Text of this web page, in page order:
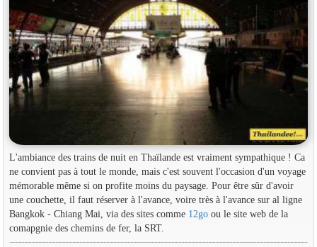
L'ambiance des trains de nuit en Thaïlande est vraiment sympathique ! Ca
ne convient pas à tout le monde, mais c'est souvent l'occasion d'un voyage
mémorable même si on profite moins du paysage. Pour être sûr d'avoir
une couchette, il faut réserver à l'avance, voire très à l'avance sur al ligne
Bangkok - Chiang Mai, via des sites comme 12goou le site web de la
comapgnie des chemins de fer, la SRT.